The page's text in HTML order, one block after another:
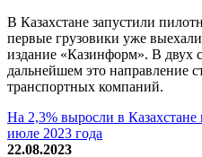
В Казахстане запустили
первые грузовики уже
издание «Казинформ». В двух
дальнейшем это направление
транспортных компаний.
На 2,3% выросли в Казахстане
июле 2023 года
22.08.2023